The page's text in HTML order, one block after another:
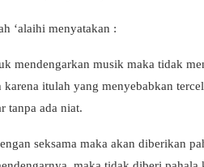
‘alaihi menyatakan :
mendengarkan musik maka tidak
karena itulah yang menyebabkan
tanpa ada niat.
seksama maka akan diberikan